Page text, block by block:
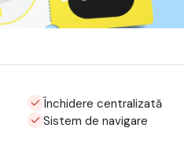
Închidere centralizată
Sistem de navigare